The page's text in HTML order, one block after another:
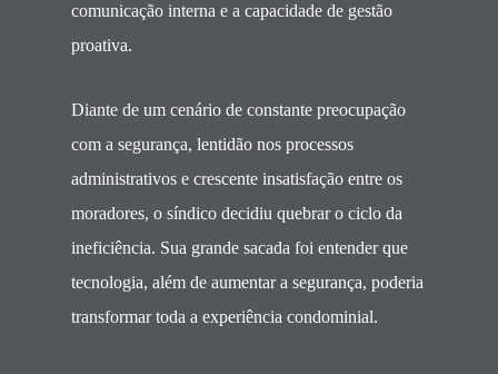
comunicação interna e a capacidade de gestão
proativa.
Diante de um cenário de constante preocupação
com a segurança, lentidão nos processos
administrativos e crescente insatisfação entre os
moradores, o síndico decidiu quebrar o ciclo da
ineficiência. Sua grande sacada foi entender que
tecnologia, além de aumentar a segurança, poderia
transformar toda a experiência condominial.